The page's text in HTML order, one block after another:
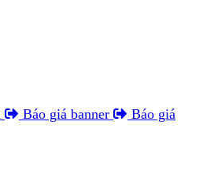
Báo giá banner
Báo giá